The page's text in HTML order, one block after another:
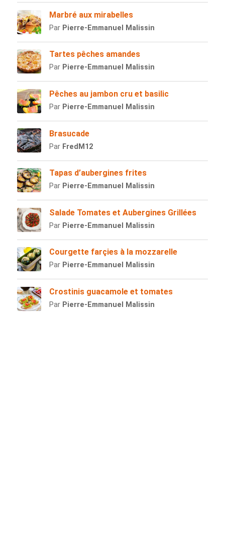
Marbré aux mirabelles
Par Pierre-Emmanuel Malissin
Tartes pêches amandes
Par Pierre-Emmanuel Malissin
Pêches au jambon cru et basilic
Par Pierre-Emmanuel Malissin
Brasucade
Par FredM12
Tapas d’aubergines frites
Par Pierre-Emmanuel Malissin
Salade Tomates et Aubergines Grillées
Par Pierre-Emmanuel Malissin
Courgette farçies à la mozzarelle
Par Pierre-Emmanuel Malissin
Crostinis guacamole et tomates
Par Pierre-Emmanuel Malissin